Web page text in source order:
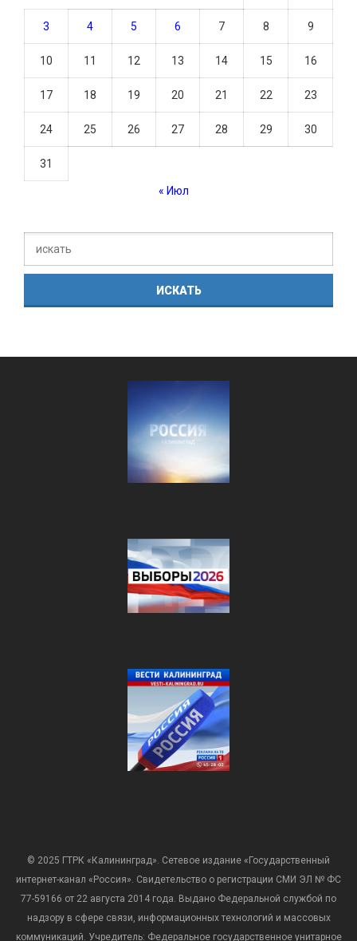
3 4 5 6 7 8 9
10 11 12 13 14 15 16
17 18 19 20 21 22 23
24 25 26 27 28 29 30
31
« Июл
© 2025 ГТРК «Калининград». Сетевое издание «Государственный
интернет-канал «Россия». Свидетельство о регистрации СМИ ЭЛ № ФС
77-59166 от 22 августа 2014 года. Выдано Федеральной службой по
надзору в сфере связи, информационных технологий и массовых
коммуникаций. Учредитель: Федеральное государственное унитарное